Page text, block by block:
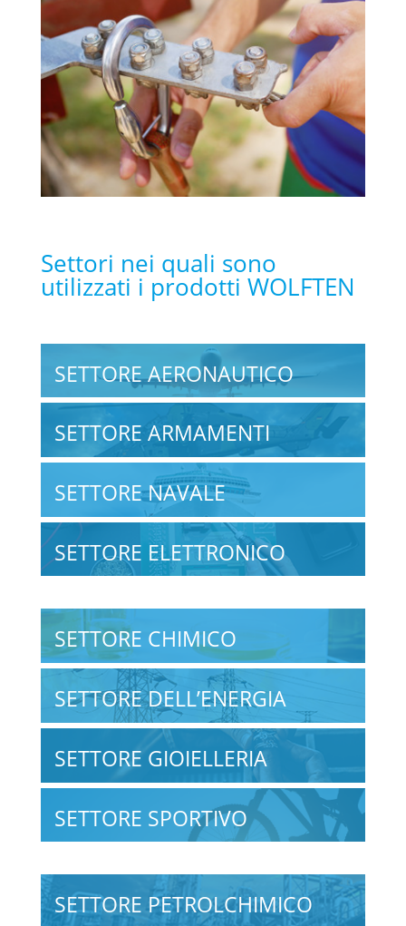
Settori nei quali sono
utilizzati i prodotti WOLFTEN
SETTORE AERONAUTICO
SETTORE ARMAMENTI
SETTORE NAVALE
SETTORE ELETTRONICO
SETTORE CHIMICO
SETTORE DELL’ENERGIA
SETTORE GIOIELLERIA
SETTORE SPORTIVO
SETTORE PETROLCHIMICO